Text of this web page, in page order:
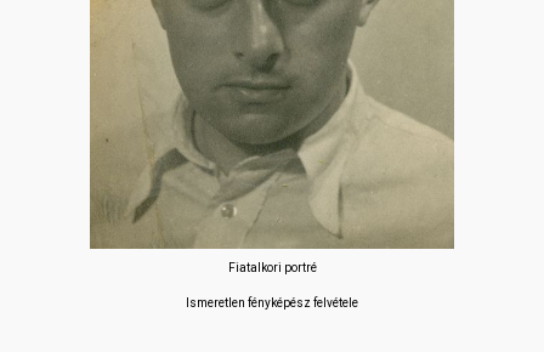
Fiatalkori portré
Ismeretlen fényképész felvétele